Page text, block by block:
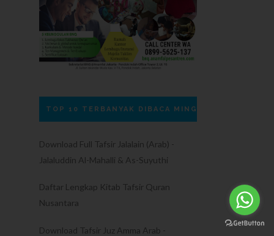
TOP 10 TERBANYAK DIBACA MINGGU INI
Download Full Tafsir Jalalain (Arab) -
Jalaluddin Al-Mahalli & As-Suyuthi
Daftar Lengkap Kitab Tafsir Quran
Nusantara
Download Tafsir Juz Amma Arab -